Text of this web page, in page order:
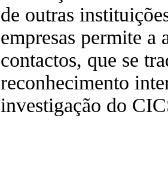
de outras
empresas permite a
contactos, que se
reconhecimento
investigação do